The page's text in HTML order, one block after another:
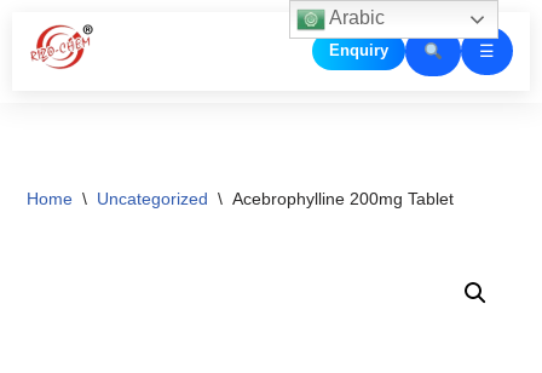
Skip
Enquiry ☰
Home \ Uncategorized \ Acebrophylline 200mg Tablet
Arabic